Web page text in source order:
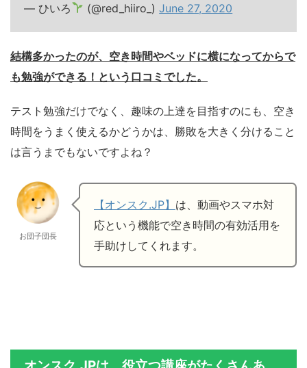
— ひいろ (@red_hiiro_)June 27, 2020
結構多かったのが、空き時間やベッドに横になってからで
も勉強ができる！という口コミでした。
テスト勉強だけでなく、趣味の上達を目指すのにも、空き
時間をうまく使えるかどうかは、勝敗を大きく分けること
は言うまでもないですよね？
お団子団長
【オンスク.JP】 は、動画やスマホ対
応という機能で空き時間の有効活用を
手助けしてくれます。